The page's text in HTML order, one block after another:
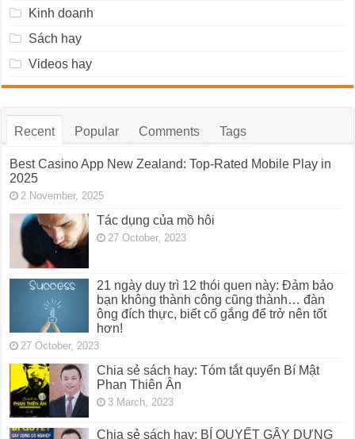
Kinh doanh
Sách hay
Videos hay
Recent Popular Comments Tags
Best Casino App New Zealand: Top-Rated Mobile Play in
2025
2 November, 2025
Tác dụng của mồ hôi
27 October, 2023
21 ngày duy trì 12 thói quen này: Đảm bảo
bạn không thành công cũng thành… đàn
ông đích thực, biết cố gắng để trở nên tốt
hơn!
27 October, 2023
Chia sẻ sách hay: Tóm tắt quyển Bí Mật
Phan Thiên Ân
3 March, 2023
Chia sẻ sách hay: BÍ QUYẾT GÂY DỰNG